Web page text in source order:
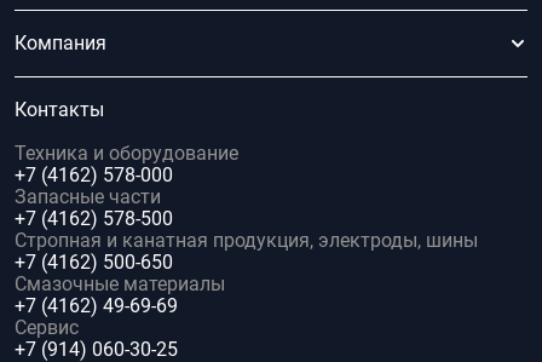
Компания
Контакты
Техника и оборудование
+7 (4162) 578-000
Запасные части
+7 (4162) 578-500
Стропная и канатная продукция, электроды, шины
+7 (4162) 500-650
Смазочные материалы
+7 (4162) 49-69-69
Сервис
+7 (914) 060-30-25